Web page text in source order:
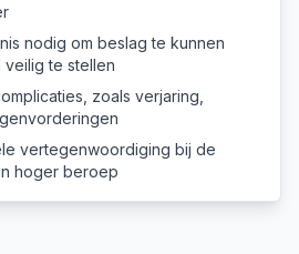
nodig om beslag te kunnen
te stellen
zoals verjaring,
vertegenwoordiging bij de
hoger beroep